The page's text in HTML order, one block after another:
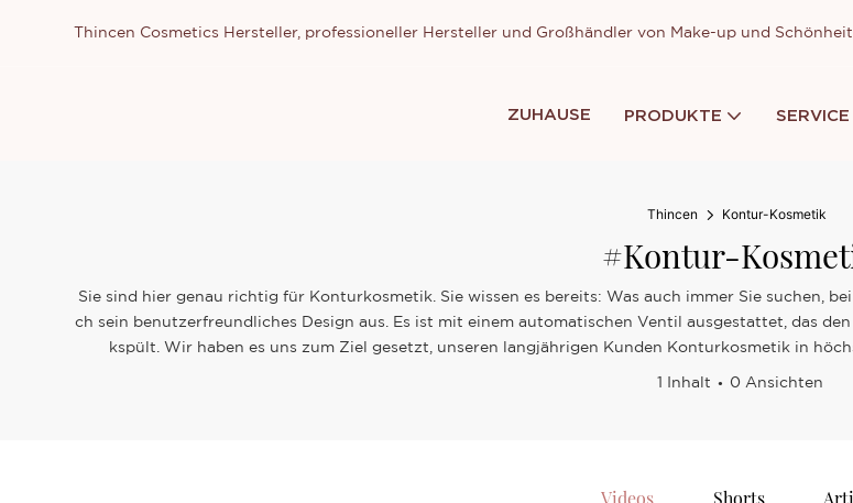
Thincen Cosmetics Hersteller, professioneller Hersteller und Großhändler von Make-up und
ZUHAUSE PRODUKTE SERVICE
Thincen Kontur-Kosmetik
#Kontur-
Sie sind hier genau richtig für Konturkosmetik. Sie wissen es bereits: Was auch immer Sie suchen,
ch sein benutzerfreundliches Design aus. Es ist mit einem automatischen Ventil ausgestattet, das
kspült. Wir haben es uns zum Ziel gesetzt, unseren langjährigen Kunden Konturkosmetik in
1 Inhalt 0 Ansichten
Videos Shorts